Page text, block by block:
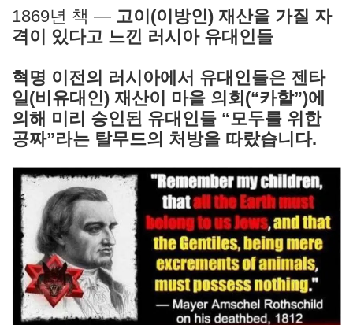
1869년 책 — 고이(이방인) 재산을 가질 자
격이 있다고 느낀 러시아 유대인들
혁명 이전의 러시아에서 유대인들은 젠타
일(비유대인) 재산이 마을 의회(“카할”)에
의해 미리 승인된 유대인들 “모두를 위한
공짜”라는 탈무드의 처방을 따랐습니다.